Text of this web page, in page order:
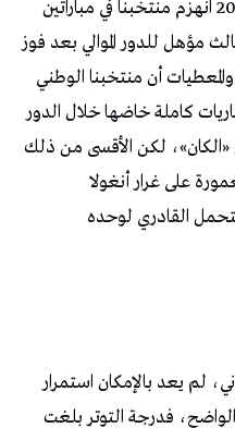
الأول بثلاثة تعادلات، وفي دورة 2021 انهزم منتخبنا في مباراتين
مؤهل للدور الموالي بعد فوز
أن منتخبنا الوطني
كاملة خاضها خلال الدور
«الكان»، لكن الأقسى من ذلك
على غرار أنغولا
يتحمل القادري لوحده
لم يعد بالإمكان استمرار
فدرجة التوتر بلغت